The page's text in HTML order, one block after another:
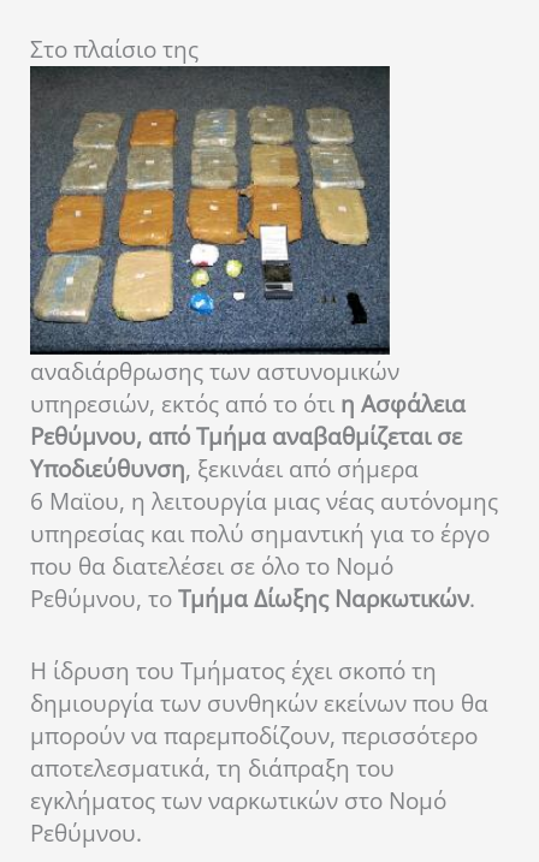
Στο πλαίσιο της
αναδιάρθρωσης των αστυνομικών
υπηρεσιών, εκτός από το ότι η Ασφάλεια
Ρεθύμνου, από Τμήμα αναβαθμίζεται σε
Υποδιεύθυνση, ξεκινάει από σήμερα
6 Μαϊου, η λειτουργία μιας νέας αυτόνομης
υπηρεσίας και πολύ σημαντική για το έργο
που θα διατελέσει σε όλο το Νομό
Ρεθύμνου, τοΤμήμα Δίωξης Ναρκωτικών.
Η ίδρυση του Τμήματος έχει σκοπό τη
δημιουργία των συνθηκών εκείνων που θα
μπορούν να παρεμποδίζουν, περισσότερο
αποτελεσματικά, τη διάπραξη του
εγκλήματος των ναρκωτικών στο Νομό
Ρεθύμνου.